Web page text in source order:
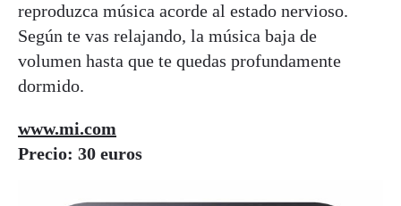
reproduzca música acorde al estado nervioso.
Según te vas relajando, la música baja de
volumen hasta que te quedas profundamente
dormido.
www.mi.com
Precio: 30 euros